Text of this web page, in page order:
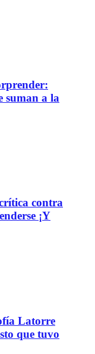
suman a la
contra
¡Y
Latorre
que tuvo